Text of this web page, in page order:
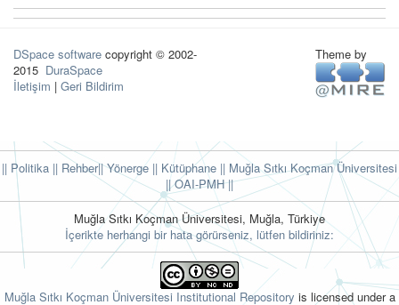
DSpace software copyright © 2002-
2015 DuraSpace
İletişim | Geri Bildirim
Theme by
|| Politika || Rehber|| Yönerge || Kütüphane || Muğla Sıtkı Koçman Üniversitesi
||OAI-PMH ||
Muğla Sıtkı Koçman Üniversitesi, Muğla, Türkiye
İçerikte herhangi bir hata görürseniz, lütfen bildiriniz:
Muğla Sıtkı Koçman Üniversitesi Institutional Repository is licensed under a